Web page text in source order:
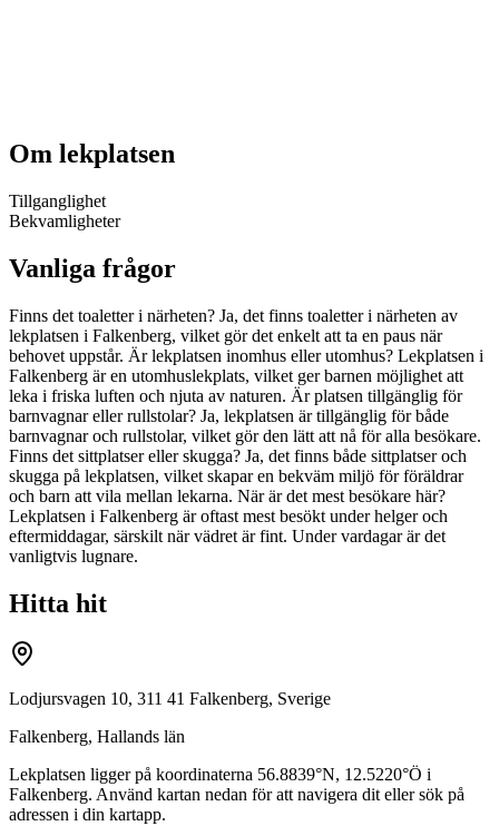
Om lekplatsen
Tillganglighet
Bekvamligheter
Vanliga frågor
Finns det toaletter i närheten? Ja, det finns toaletter i närheten av
lekplatsen i Falkenberg, vilket gör det enkelt att ta en paus när
behovet uppstår. Är lekplatsen inomhus eller utomhus? Lekplatsen i
Falkenberg är en utomhuslekplats, vilket ger barnen möjlighet att
leka i friska luften och njuta av naturen. Är platsen tillgänglig för
barnvagnar eller rullstolar? Ja, lekplatsen är tillgänglig för både
barnvagnar och rullstolar, vilket gör den lätt att nå för alla besökare.
Finns det sittplatser eller skugga? Ja, det finns både sittplatser och
skugga på lekplatsen, vilket skapar en bekväm miljö för föräldrar
och barn att vila mellan lekarna. När är det mest besökare här?
Lekplatsen i Falkenberg är oftast mest besökt under helger och
eftermiddagar, särskilt när vädret är fint. Under vardagar är det
vanligtvis lugnare.
Hitta hit
Lodjursvagen 10, 311 41 Falkenberg, Sverige
Falkenberg, Hallands län
Lekplatsen ligger på koordinaterna 56.8839°N, 12.5220°Ö i
Falkenberg. Använd kartan nedan för att navigera dit eller sök på
adressen i din kartapp.